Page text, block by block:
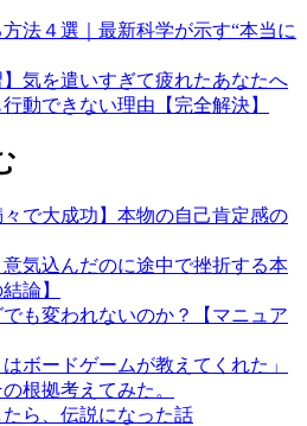
法４選｜最新科学が示す“本当に
】気を遣いすぎて疲れたあなたへ
動できない理由【完全解決】
々で大成功】本物の自己肯定感の
気込んだのに途中で挫折する本
論】
も変われないのか？【マニュア
ボードゲームが教えてくれた」
根拠考えてみた。
ら、伝説になった話